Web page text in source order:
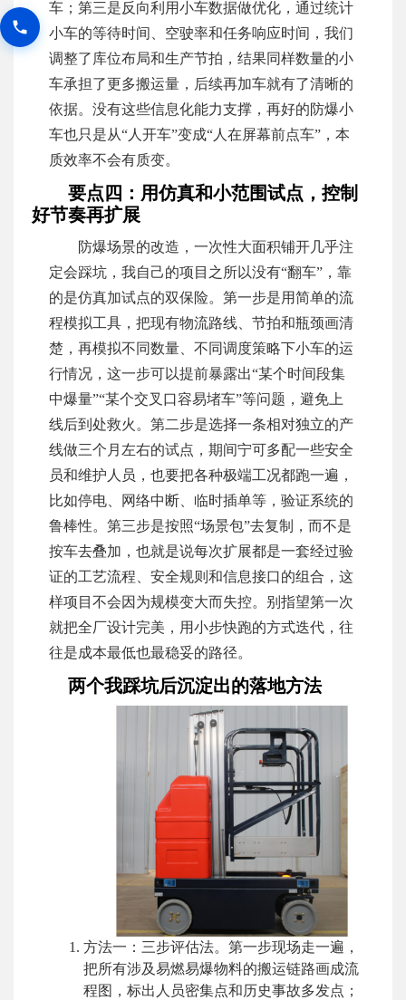
车；第三是反向利用小车数据做优化，通过统计
小车的等待时间、空驶率和任务响应时间，我们
调整了库位布局和生产节拍，结果同样数量的小
车承担了更多搬运量，后续再加车就有了清晰的
依据。没有这些信息化能力支撑，再好的防爆小
车也只是从“人开车”变成“人在屏幕前点车”，本
质效率不会有质变。
要点四：用仿真和小范围试点，控制
好节奏再扩展
防爆场景的改造，一次性大面积铺开几乎注
定会踩坑，我自己的项目之所以没有“翻车”，靠
的是仿真加试点的双保险。第一步是用简单的流
程模拟工具，把现有物流路线、节拍和瓶颈画清
楚，再模拟不同数量、不同调度策略下小车的运
行情况，这一步可以提前暴露出“某个时间段集
中爆量”“某个交叉口容易堵车”等问题，避免上
线后到处救火。第二步是选择一条相对独立的产
线做三个月左右的试点，期间宁可多配一些安全
员和维护人员，也要把各种极端工况都跑一遍，
比如停电、网络中断、临时插单等，验证系统的
鲁棒性。第三步是按照“场景包”去复制，而不是
按车去叠加，也就是说每次扩展都是一套经过验
证的工艺流程、安全规则和信息接口的组合，这
样项目不会因为规模变大而失控。别指望第一次
就把全厂设计完美，用小步快跑的方式迭代，往
往是成本最低也最稳妥的路径。
两个我踩坑后沉淀出的落地方法
方法一：三步评估法。第一步现场走一遍，
把所有涉及易燃易爆物料的搬运链路画成流
程图，标出人员密集点和历史事故多发点；